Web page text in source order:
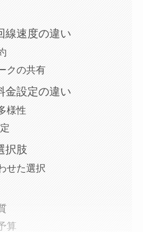
線速度の違い
クの共有
金設定の違い
様性
択肢
せた選択
算